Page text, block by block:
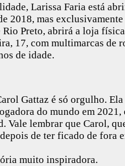
Larissa Faria está
2018, mas
Preto, abrirá a loja
17, com multimarcas de
de idade.
Gattaz é só orgulho.
do mundo em
lembrar que Carol,
de ter ficado de fora
muito inspiradora.